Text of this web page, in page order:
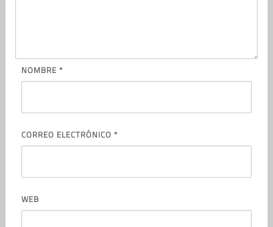
NOMBRE *
CORREO ELECTRÓNICO *
WEB